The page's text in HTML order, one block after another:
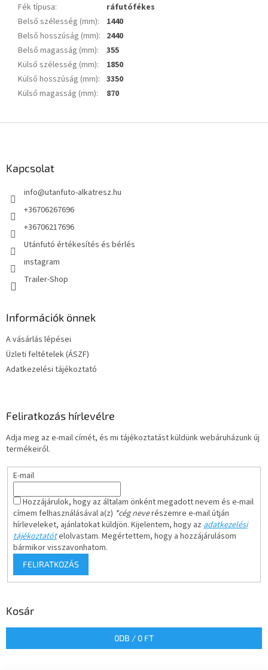
Fék típusa:
ráfutófékes
Belső szélesség (mm):
1440
Belső hosszúság (mm): 2440
Belső magasság (mm):
355
Külső szélesség (mm):
1850
Külső hosszúság (mm): 3350
Külső magasság (mm): 870
Kapcsolat
info@utanfuto-alkatresz.hu
+36706267696
+36706217696
Utánfutó értékesítés és bérlés
instagram
Trailer-Shop
Információk önnek
A vásárlás lépései
Üzleti feltételek (ÁSZF)
Adatkezelési tájékoztató
Feliratkozás hírlevélre
Adja meg az e-mail címét, és mi tájékoztatást küldünk webáruházunk új
termékeiről.
E-mail
Hozzájárulok, hogy az általam önként megadott nevem és e-mail
címem felhasználásával a(z) *cég neverészemre e-mail útján
hírleveleket, ajánlatokat küldjön. Kijelentem, hogy azadatkezelési
tájékoztatótelolvastam. Megértettem, hogy a hozzájárulásom
bármikor visszavonhatom.
FELIRATKOZÁS
Kosár
0DB / 0 FT